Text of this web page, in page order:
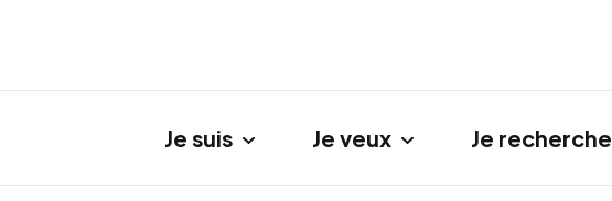
Je suis Je veux Je recherche